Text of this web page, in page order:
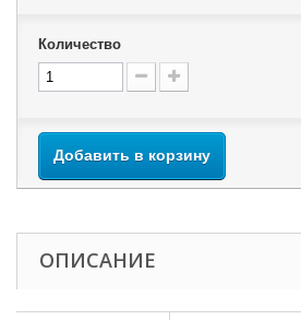
Количество
Добавить в корзину
ОПИСАНИЕ